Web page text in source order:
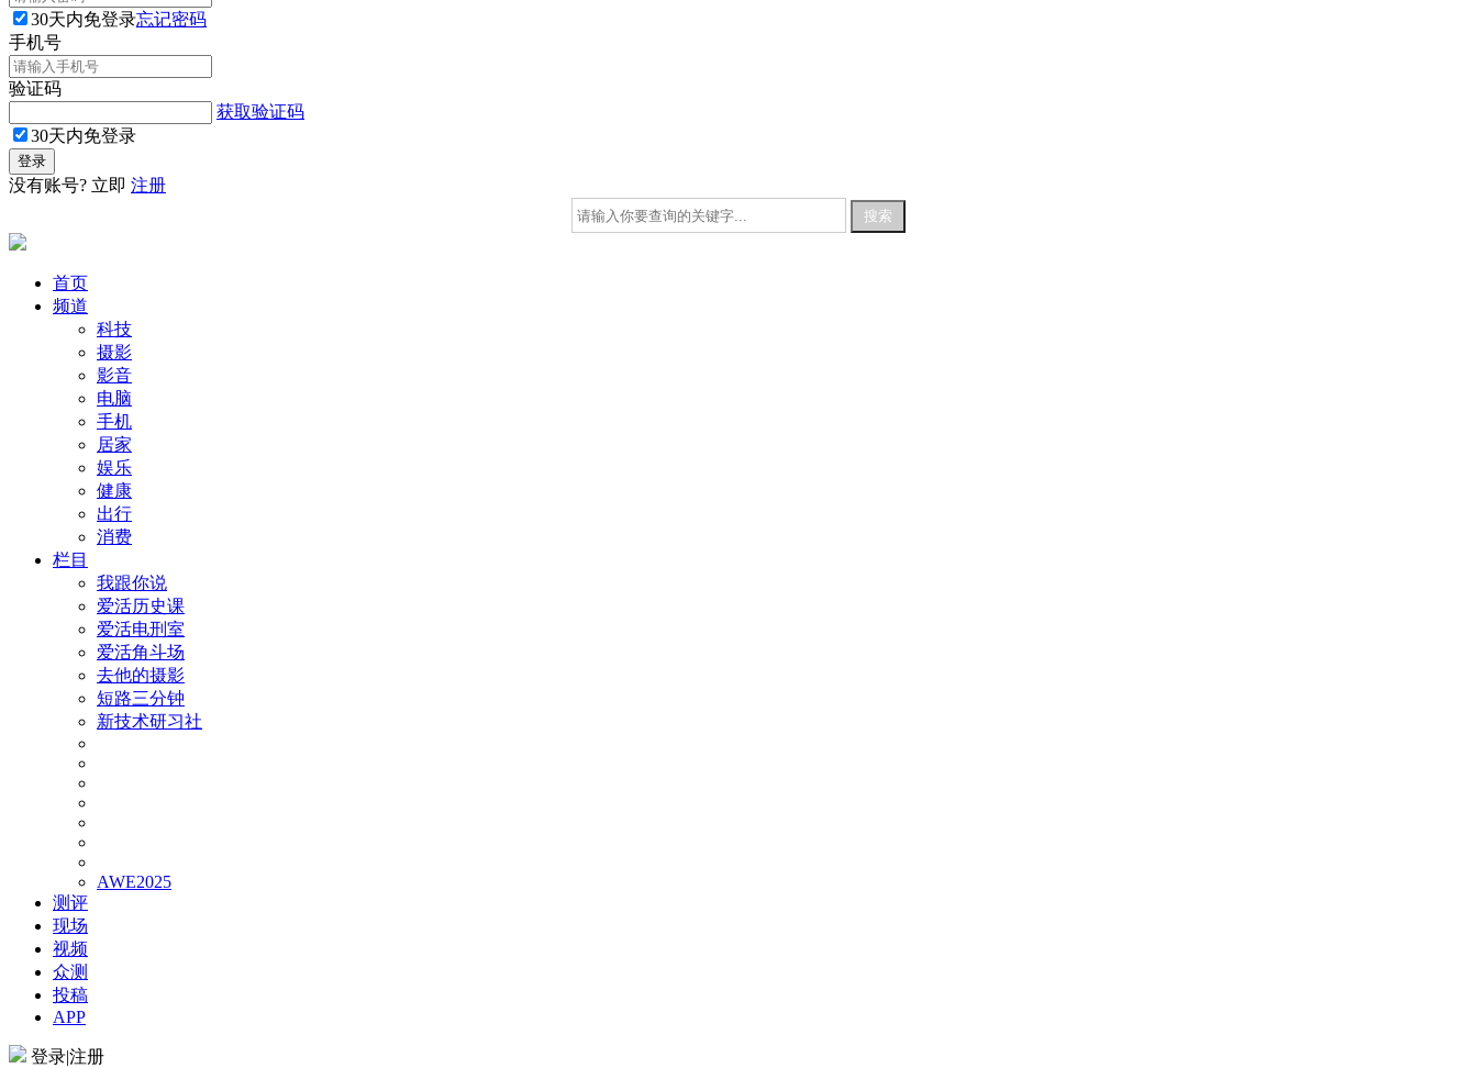
30天内免登录忘记密码
手机号
验证码
获取验证码
30天内免登录
没有账号? 立即 注册
首页
频道
科技
摄影
影音
电脑
手机
居家
娱乐
健康
出行
消费
栏目
我跟你说
爱活历史课
爱活电刑室
爱活角斗场
去他的摄影
短路三分钟
新技术研习社
AWE2025
测评
现场
视频
众测
投稿
APP
登录|注册